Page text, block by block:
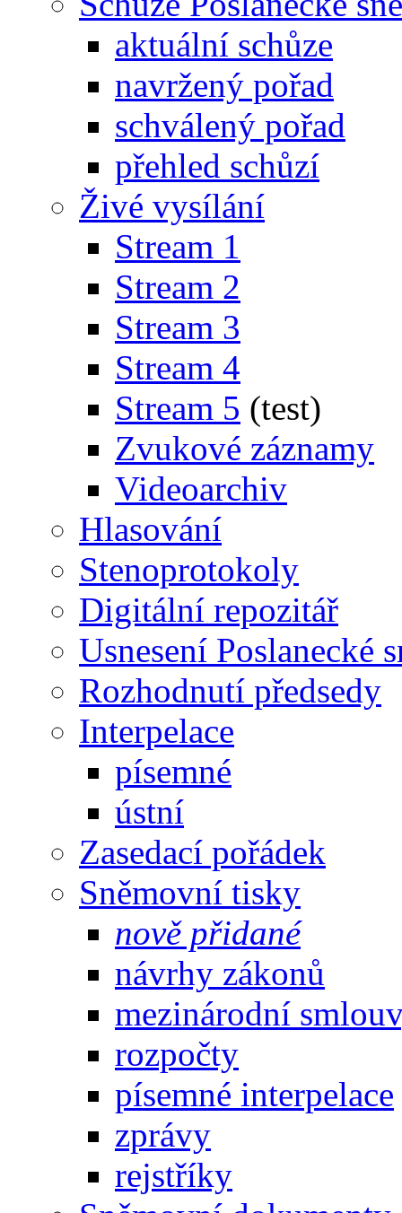
aktuální schůze
navržený pořad
schválený pořad
přehled schůzí
Živé vysílání
Stream 1
Stream 2
Stream 3
Stream 4
Stream 5 (test)
Zvukové záznamy
Videoarchiv
Hlasování
Stenoprotokoly
Digitální repozitář
Usnesení Poslanecké
Rozhodnutí předsedy
Interpelace
písemné
ústní
Zasedací pořádek
Sněmovní tisky
nově přidané
návrhy zákonů
mezinárodní
rozpočty
písemné interpelace
zprávy
rejstříky